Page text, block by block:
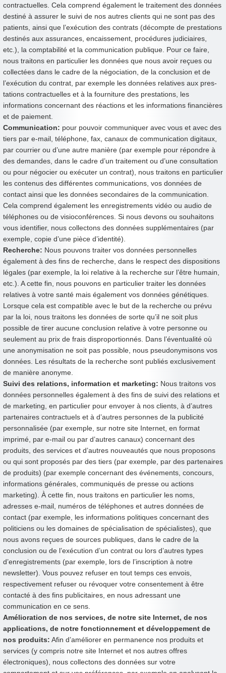
contractuelles. Cela comprend également le traitement des données
destiné à assurer le suivi de nos autres clients qui ne sont pas des
patients, ainsi que l’exécution des contrats (décompte de prestations
destinés aux assurances, encaissement, procédures judiciaires,
etc.), la comptabilité et la communication publique. Pour ce faire,
nous traitons en particulier les données que nous avoir reçues ou
collectées dans le cadre de la négociation, de la conclusion et de
l’exécution du contrat, par exemple les données relatives aux pres-
tations contractuelles et à la fourniture des prestations, les
informations concernant des réactions et les informations financières
et de paiement.
Communication: pour pouvoir communiquer avec vous et avec des
tiers par e-mail, téléphone, fax, canaux de communication digitaux,
par courrier ou d’une autre manière (par exemple pour répondre à
des demandes, dans le cadre d’un traitement ou d’une consultation
ou pour négocier ou exécuter un contrat), nous traitons en particulier
les contenus des différentes communications, vos données de
contact ainsi que les données secondaires de la communication.
Cela comprend également les enregistrements vidéo ou audio de
téléphones ou de visioconférences. Si nous devons ou souhaitons
vous identifier, nous collectons des données supplémentaires (par
exemple, copie d’une pièce d’identité).
Recherche: Nous pouvons traiter vos données personnelles
également à des fins de recherche, dans le respect des dispositions
légales (par exemple, la loi relative à la recherche sur l’être humain,
etc.). A cette fin, nous pouvons en particulier traiter les données
relatives à votre santé mais également vos données génétiques.
Lorsque cela est compatible avec le but de la recherche ou prévu
par la loi, nous traitons les données de sorte qu’il ne soit plus
possible de tirer aucune conclusion relative à votre personne ou
seulement au prix de frais disproportionnés. Dans l’éventualité où
une anonymisation ne soit pas possible, nous pseudonymisons vos
données. Les résultats de la recherche sont publiés exclusivement
de manière anonyme.
Suivi des relations, information et marketing: Nous traitons vos
données personnelles également à des fins de suivi des relations et
de marketing, en particulier pour envoyer à nos clients, à d’autres
partenaires contractuels et à d’autres personnes de la publicité
personnalisée (par exemple, sur notre site Internet, en format
imprimé, par e-mail ou par d’autres canaux) concernant des
produits, des services et d’autres nouveautés que nous proposons
ou qui sont proposés par des tiers (par exemple, par des partenaires
de produits) (par exemple concernant des événements, concours,
informations générales, communiqués de presse ou actions
marketing). À cette fin, nous traitons en particulier les noms,
adresses e-mail, numéros de téléphones et autres données de
contact (par exemple, les informations politiques concernant des
politiciens ou les domaines de spécialisation de spécialistes), que
nous avons reçues de sources publiques, dans le cadre de la
conclusion ou de l’exécution d’un contrat ou lors d’autres types
d’enregistrements (par exemple, lors de l’inscription à notre
newsletter). Vous pouvez refuser en tout temps ces envois,
respectivement refuser ou révoquer votre consentement à être
contacté à des fins publicitaires, en nous adressant une
communication en ce sens.
Amélioration de nos services, de notre site Internet, de nos
applications, de notre fonctionnement et développement de
nos produits: Afin d’améliorer en permanence nos produits et
services (y compris notre site Internet et nos autres offres
électroniques), nous collectons des données sur votre